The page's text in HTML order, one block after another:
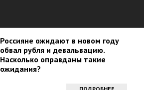
Россияне ожидают в новом году
обвал рубля и девальвацию.
Насколько оправданы такие
ожидания?